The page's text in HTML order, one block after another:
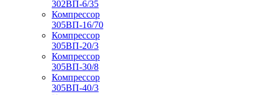
302ВП-6/35
Компрессор
305ВП-16/70
Компрессор
305ВП-20/3
Компрессор
305ВП-30/8
Компрессор
305ВП-40/3